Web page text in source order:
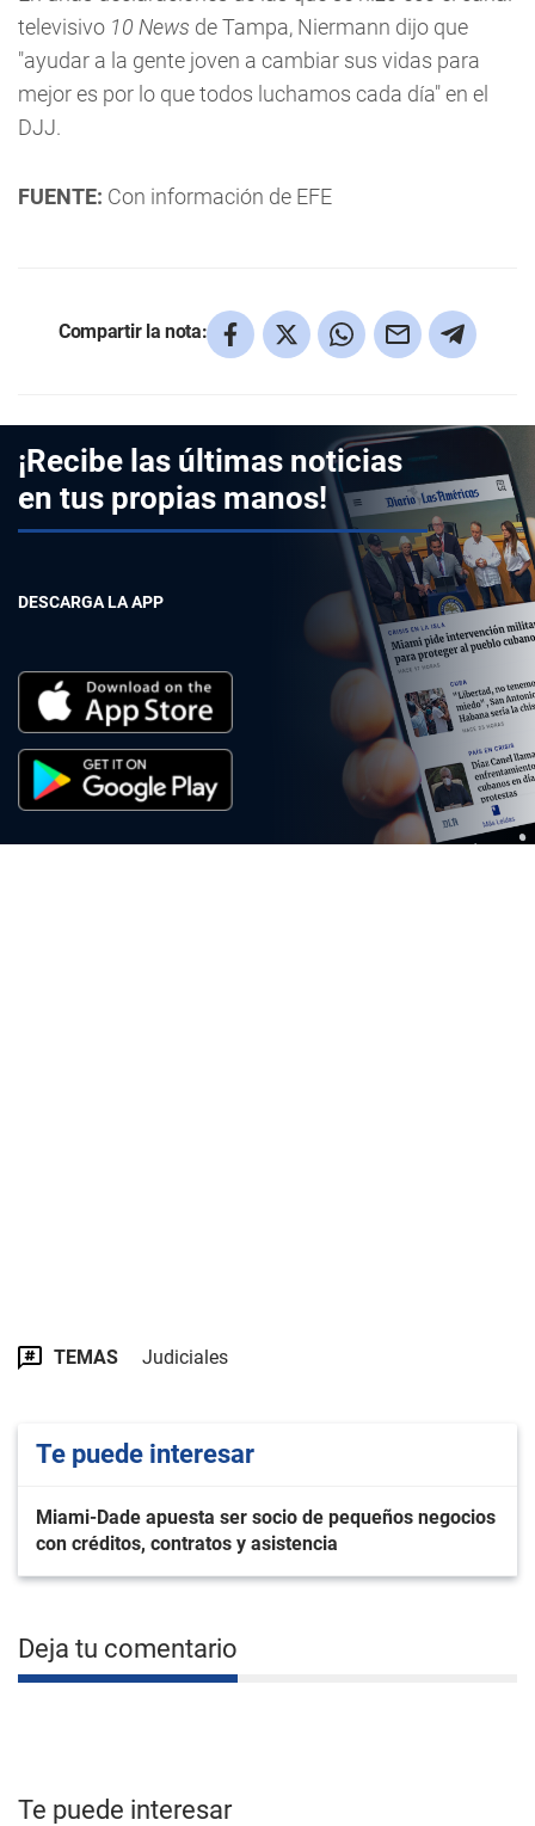
televisivo 10 News de Tampa, Niermann dijo que
"ayudar a la gente joven a cambiar sus vidas para
mejor es por lo que todos luchamos cada día" en el
DJJ.
FUENTE: Con información de EFE
Compartir la nota:
¡Recibe las últimas noticias
en tus propias manos!
DESCARGA LA APP
TEMAS Judiciales
Te puede interesar
Miami-Dade apuesta ser socio de pequeños negocios
con créditos, contratos y asistencia
Deja tu comentario
Te puede interesar